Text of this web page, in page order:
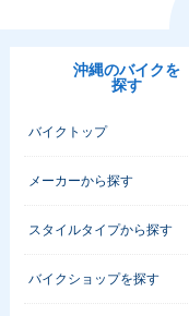
沖縄のバイクを
探す
バイクトップ
メーカーから探す
スタイルタイプから探す
バイクショップを探す